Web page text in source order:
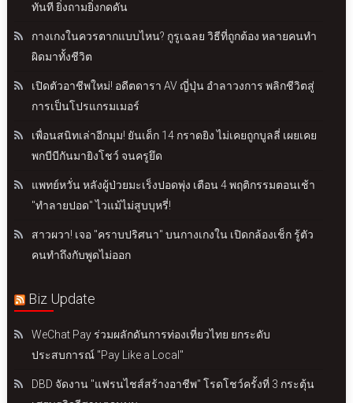
ทันที ยิ่งถามยิ่งกดดัน
กางเกงในควรตากแบบไหน? กูรูเฉลย วิธีที่ถูกต้อง หลายคนทำ
ผิดมาทั้งชีวิต
เปิดตัวอาชีพใหม่! อดีตดารา AV ญี่ปุ่น อำลาวงการ พลิกชีวิตสู่
การเป็นโปรแกรมเมอร์
เพื่อนสนิทเล่าอีกมุม! ยันเด็ก 14 กราดยิง ไม่เคยถูกบูลลี่ เผยเคย
พกบีบีกันมายิงโชว์ จนครูยึด
แพทย์หวั่น หลังผู้ป่วยมะเร็งปอดพุ่ง เตือน 4 พฤติกรรมตอนเช้า
"ทำลายปอด" ไวแม้ไม่สูบบุหรี่!
สาวผวา! เจอ "คราบปริศนา" บนกางเกงใน เปิดกล้องเช็ก รู้ตัว
คนทำถึงกับพูดไม่ออก
Biz Update
WeChat Pay ร่วมผลักดันการท่องเที่ยวไทย ยกระดับ
ประสบการณ์ "Pay Like a Local"
DBD จัดงาน "แฟรนไชส์สร้างอาชีพ" โรดโชว์ครั้งที่ 3 กระตุ้น